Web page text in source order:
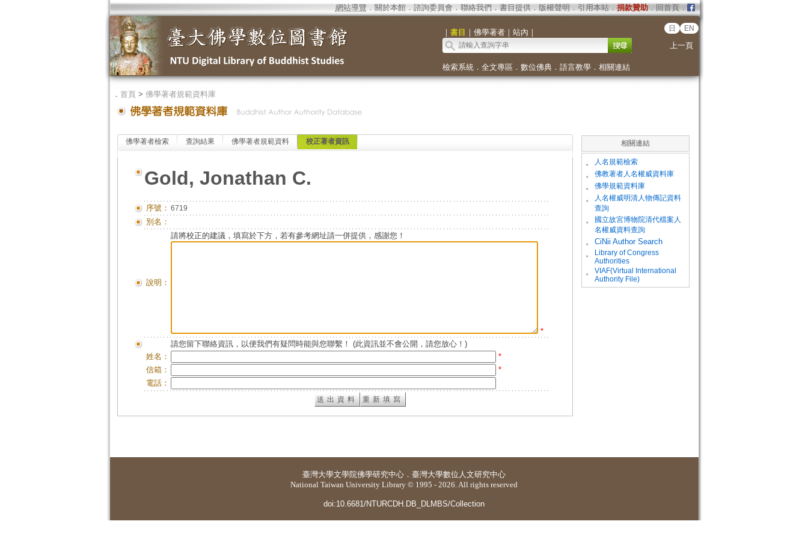
網站導覽 ． 關於本館． 諮詢委員會． 聯絡我們 ． 書目提供． 版權聲明 ． 引用本站． 捐款贊助．回首頁．
｜ 書目 ｜ 佛學著者｜ 站內 ｜ 日 EN
上一頁
檢索系統． 全文專區 ． 數位佛典． 語言教學． 相關連結
． 首頁> 佛學著者規範資料庫
佛學著者檢索 查詢結果 佛學著者規範資料 校正著者資訊
Gold, Jonathan C.
序號： 6719
別名：
說明：
請將校正的建議，填寫於下方，若有參考網址請一併提供，感謝您！
*
請您留下聯絡資訊，以便我們有疑問時能與您聯繫！ (此資訊並不會公開，請您放心！)
姓名：
*
信箱：
*
電話：
相關連結
。 人名規範檢索
。 佛教著者人名權威資料庫
。 佛學規範資料庫
。
人名權威明清人物傳記資料
查詢
。
國立故宮博物院清代檔案人
名權威資料查詢
。
CiNii Author Search
。
Library of Congress
Authorities
。
VIAF(Virtual International
Authority File)
臺灣大學文學院佛學研究中心 ． 臺灣大學數位人文研究中心
National Taiwan University Library © 1995 - 2026. All rights reserved
doi:10.6681/NTURCDH.DB_DLMBS/Collection